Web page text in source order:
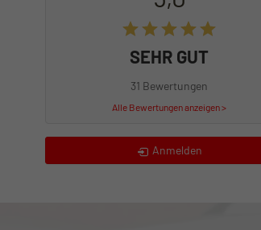
SEHR GUT
31 Bewertungen
Alle Bewertungen anzeigen >
Anmelden